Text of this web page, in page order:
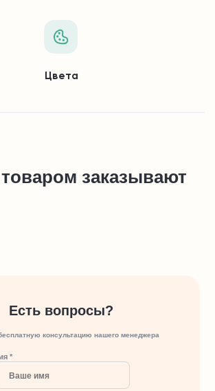
Цвета
заказывают
Есть вопросы?
консультацию нашего менеджера
*